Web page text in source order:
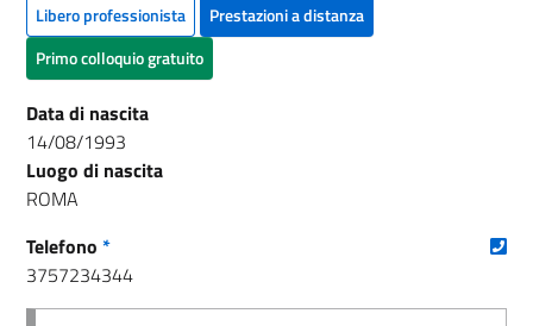
Libero professionista
Prestazioni a distanza
Primo colloquio gratuito
Data di nascita
14/08/1993
Luogo di nascita
ROMA
Telefono *
3757234344